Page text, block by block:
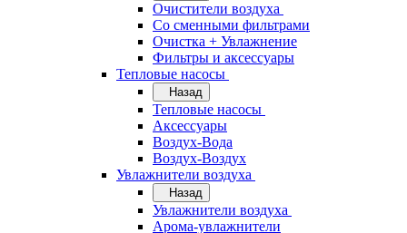
Очистители воздуха
Cо сменными фильтрами
Очистка + Увлажнение
Фильтры и аксессуары
Тепловые насосы
Назад
Тепловые насосы
Аксессуары
Воздух-Вода
Воздух-Воздух
Увлажнители воздуха
Назад
Увлажнители воздуха
Арома-увлажнители